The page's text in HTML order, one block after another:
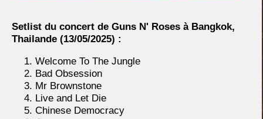
Setlist du concert de Guns N' Roses à Bangkok,
Thailande (13/05/2025) :
Welcome To The Jungle
Bad Obsession
Mr Brownstone
Live and Let Die
Chinese Democracy